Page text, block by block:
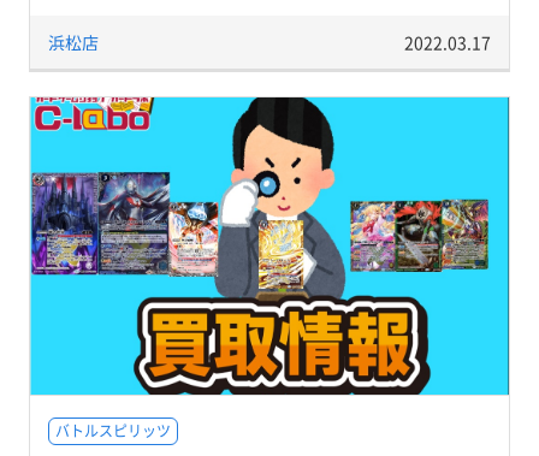
浜松店 2022.03.17
バトルスピリッツ